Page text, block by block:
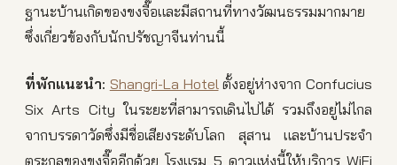
ฐานะบ้านเกิดของขงจื๊อและมีสถานที่ทางวัฒนธรรมมากมาย
ซึ่งเกี่ยวข้องกับนักปรัชญาจีนท่านนี้
ที่พักแนะนำ: Shangri-La Hotel ตั้งอยู่ห่างจาก Confucius
Six Arts City ในระยะที่สามารถเดินไปได้ รวมถึงอยู่ไม่ไกล
จากบรรดาวัดซึ่งมีชื่อเสียงระดับโลก สุสาน และบ้านประจำ
ตระกูลของขงจื๊ออีกด้วย โรงแรม 5 ดาวแห่งนี้ให้บริการ WiFi